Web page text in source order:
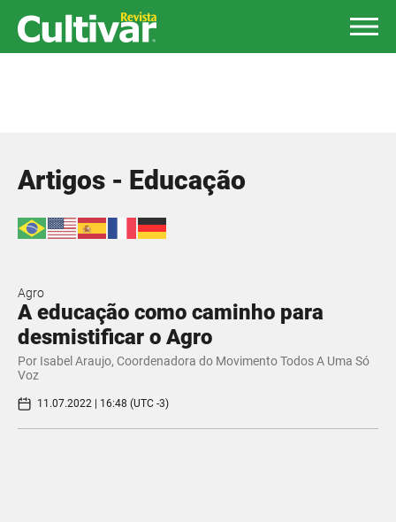
Artigos - Educação
Agro
A educação como caminho para
desmistificar o Agro
Por Isabel Araujo, Coordenadora do Movimento Todos A Uma Só
Voz
11.07.2022 | 16:48 (UTC -3)